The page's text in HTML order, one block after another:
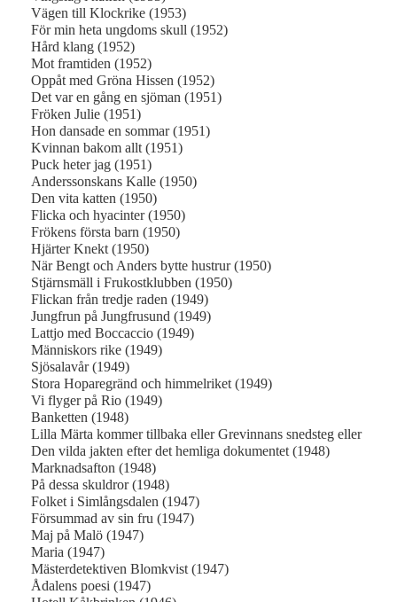
Vägen till Klockrike (1953)
För min heta ungdoms skull (1952)
Hård klang (1952)
Mot framtiden (1952)
Oppåt med Gröna Hissen (1952)
Det var en gång en sjöman (1951)
Fröken Julie (1951)
Hon dansade en sommar (1951)
Kvinnan bakom allt (1951)
Puck heter jag (1951)
Anderssonskans Kalle (1950)
Den vita katten (1950)
Flicka och hyacinter (1950)
Frökens första barn (1950)
Hjärter Knekt (1950)
När Bengt och Anders bytte hustrur (1950)
Stjärnsmäll i Frukostklubben (1950)
Flickan från tredje raden (1949)
Jungfrun på Jungfrusund (1949)
Lattjo med Boccaccio (1949)
Människors rike (1949)
Sjösalavår (1949)
Stora Hoparegränd och himmelriket (1949)
Vi flyger på Rio (1949)
Banketten (1948)
Lilla Märta kommer tillbaka eller Grevinnans snedsteg eller
Den vilda jakten efter det hemliga dokumentet (1948)
Marknadsafton (1948)
På dessa skuldror (1948)
Folket i Simlångsdalen (1947)
Försummad av sin fru (1947)
Maj på Malö (1947)
Maria (1947)
Mästerdetektiven Blomkvist (1947)
Ådalens poesi (1947)